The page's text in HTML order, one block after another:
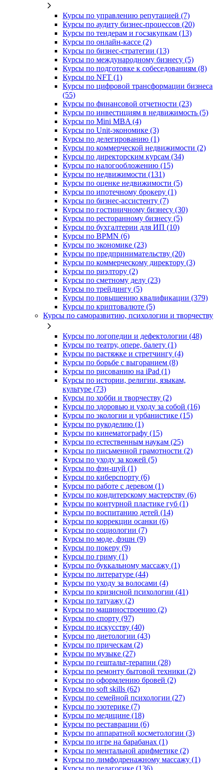
Курсы по управлению репутацией (7)
Курсы по аудиту бизнес-процессов (20)
Курсы по тендерам и госзакупкам (13)
Курсы по онлайн-кассе (2)
Курсы по бизнес-стратегии (13)
Курсы по международному бизнесу (5)
Курсы по подготовке к собеседованиям (8)
Курсы по NFT (1)
Курсы по цифровой трансформации бизнеса
(55)
Курсы по финансовой отчетности (23)
Курсы по инвестициям в недвижимость (5)
Курсы по Mini MBA (4)
Курсы по Unit-экономике (3)
Курсы по делегированию (1)
Курсы по коммерческой недвижимости (2)
Курсы по директорским курсам (34)
Курсы по налогообложению (15)
Курсы по недвижимости (131)
Курсы по оценке недвижимости (5)
Курсы по ипотечному брокеру (1)
Курсы по бизнес-ассистенту (7)
Курсы по гостиничному бизнесу (30)
Курсы по ресторанному бизнесу (5)
Курсы по бухгалтерии для ИП (10)
Курсы по BPMN (6)
Курсы по экономике (23)
Курсы по предпринимательству (20)
Курсы по коммерческому директору (3)
Курсы по риэлтору (2)
Курсы по сметному делу (23)
Курсы по трейдингу (5)
Курсы по повышению квалификации (379)
Курсы по криптовалюте (5)
Курсы по саморазвитию, психологии и творчеству
Курсы по логопедии и дефектологии (48)
Курсы по театру, опере, балету (1)
Курсы по растяжке и стретчингу (4)
Курсы по борьбе с выгоранием (8)
Курсы по рисованию на iPad (1)
Курсы по истории, религии, языкам,
культуре (73)
Курсы по хобби и творчеству (2)
Курсы по здоровью и уходу за собой (16)
Курсы по экологии и урбанистике (15)
Курсы по рукоделию (1)
Курсы по кинематографу (15)
Курсы по естественным наукам (25)
Курсы по письменной грамотности (2)
Курсы по уходу за кожей (5)
Курсы по фэн-шуй (1)
Курсы по киберспорту (6)
Курсы по работе с деревом (1)
Курсы по кондитерскому мастерству (6)
Курсы по контурной пластике губ (1)
Курсы по воспитанию детей (14)
Курсы по коррекции осанки (6)
Курсы по социологии (7)
Курсы по моде, фэшн (9)
Курсы по покеру (9)
Курсы по гриму (1)
Курсы по буккальному массажу (1)
Курсы по литературе (44)
Курсы по уходу за волосами (4)
Курсы по кризисной психологии (41)
Курсы по татуажу (2)
Курсы по машиностроению (2)
Курсы по спорту (97)
Курсы по искусству (40)
Курсы по диетологии (43)
Курсы по прическам (2)
Курсы по музыке (27)
Курсы по гештальт-терапии (28)
Курсы по ремонту бытовой техники (2)
Курсы по оформлению бровей (2)
Курсы по soft skills (62)
Курсы по семейной психологии (27)
Курсы по эзотерике (7)
Курсы по медицине (18)
Курсы по реставрации (6)
Курсы по аппаратной косметологии (3)
Курсы по игре на барабанах (1)
Курсы по ментальной арифметике (2)
Курсы по лимфодренажному массажу (1)